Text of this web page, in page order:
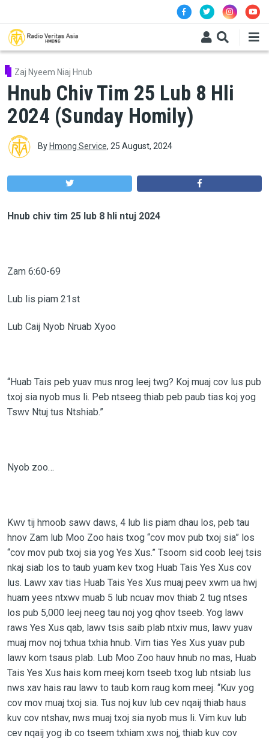
Zaj Nyeem Niaj Hnub
Hnub Chiv Tim 25 Lub 8 Hli
2024 (Sunday Homily)
By Hmong Service, 25 August, 2024
Hnub chiv tim 25 lub 8 hli ntuj 2024
Zam 6:60-69
Lub lis piam 21st
Lub Caij Nyob Nruab Xyoo
“Huab Tais peb yuav mus nrog leej twg? Koj muaj cov lus pub
txoj sia nyob mus li. Peb ntseeg thiab peb paub tias koj yog
Tswv Ntuj tus Ntshiab.”
Nyob zoo…
Kwv tij hmoob sawv daws, 4 lub lis piam dhau los, peb tau
hnov Zam lub Moo Zoo hais txog “cov mov pub txoj sia” los
“cov mov pub txoj sia yog Yes Xus.” Tsoom sid coob leej tsis
nkaj siab los to taub yuam kev txog Huab Tais Yes Xus cov
lus. Lawv xav tias Huab Tais Yes Xus muaj peev xwm ua hwj
huam yees ntxwv muab 5 lub ncuav mov thiab 2 tug ntses
los pub 5,000 leej neeg tau noj yog qhov tseeb. Yog lawv
raws Yes Xus qab, lawv tsis saib plab ntxiv mus, lawv yuav
muaj mov noj txhua txhia hnub. Vim tias Yes Xus yuav pub
lawv kom tsaus plab. Lub Moo Zoo hauv hnub no mas, Huab
Tais Yes Xus hais kom meej kom tseeb txog lub ntsiab lus
nws xav hais rau lawv to taub kom raug kom meej. “Kuv yog
cov mov muaj txoj sia. Tus noj kuv lub cev nqaij thiab haus
kuv cov ntshav, nws muaj txoj sia nyob mus li. Vim kuv lub
cev nqaij yog ib co tseem txhiam xws noj, thiab kuv cov